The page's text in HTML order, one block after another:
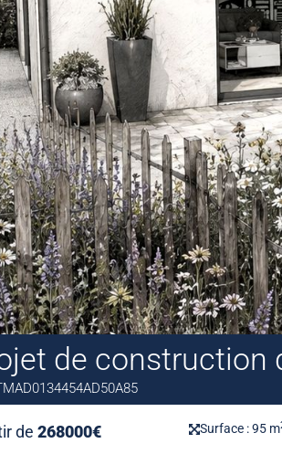
de construction
de 268000€ Surface : 95 m